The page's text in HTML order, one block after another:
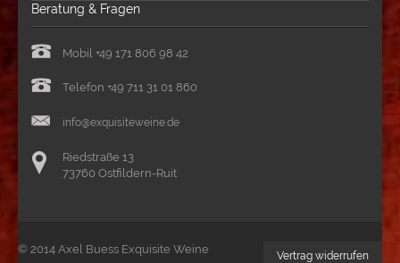
Beratung & Fragen
Mobil +49 171 806 98 42
Telefon +49 711 31 01 860
info@exquisiteweine.de
Riedstraße 13
73760 Ostfildern-Ruit
© 2014 Axel Buess Exquisite Weine Vertrag widerrufen